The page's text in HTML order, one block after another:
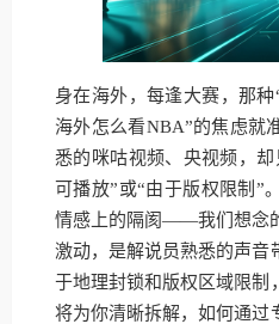
身在海外，每逢大赛，那
海外怎么看NBA”的焦虑就
悉的咪咕视频、央视频，
可播放”或“由于版权限制”
情感上的隔阂——我们想念
激动，是解说员熟悉的声音
于地理封锁和版权区域限制
将为你清晰拆解，如何通过